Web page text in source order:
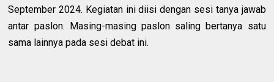
September 2024. Kegiatan ini diisi dengan sesi tanya jawab
antar paslon. Masing-masing paslon saling bertanya satu
sama lainnya pada sesi debat ini.